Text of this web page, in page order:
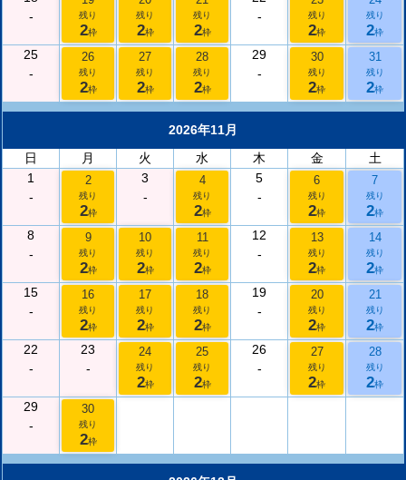
-
残り
2枠
残り
2枠
残り
2枠
-
残り
2枠
残り
2枠
25
-
26
残り
2枠
27
残り
2枠
28
残り
2枠
29
-
30
残り
2枠
31
残り
2枠
2026年11月
日
月 火 水 木 金
土
1
-
2
残り
2枠
3
-
4
残り
2枠
5
-
6
残り
2枠
7
残り
2枠
8
-
9
残り
2枠
10
残り
2枠
11
残り
2枠
12
-
13
残り
2枠
14
残り
2枠
15
-
16
残り
2枠
17
残り
2枠
18
残り
2枠
19
-
20
残り
2枠
21
残り
2枠
22
-
23
-
24
残り
2枠
25
残り
2枠
26
-
27
残り
2枠
28
残り
2枠
29
-
30
残り
2枠